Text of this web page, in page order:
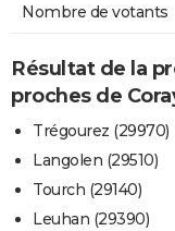
Nombre de votants
Résultat de la
proches de
Trégourez (29970)
Langolen (29510)
Tourch (29140)
Leuhan (29390)